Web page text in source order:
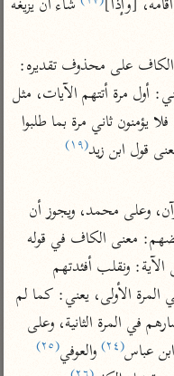
الوجيز للواحدي
تفسير ابن أبي زمنين
آثار
موسوعة التفسير
الدر المنثور
تفسير ابن أبي حاتم
تفسير مقاتل
تفسير قتادة
[وإذا]
قول ابن زيد(١٩)
معنى الكاف في قوله
عباس(٢٤) والعوفي(٢٥)